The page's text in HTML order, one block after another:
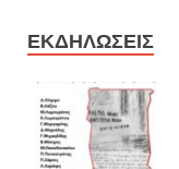
ΕΚΔΗΛΩΣΕΙΣ